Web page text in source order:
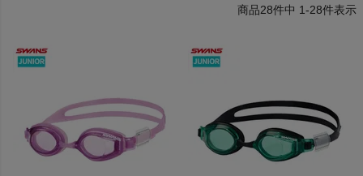
On
THE NORTH FACE
NIKE
28件中 1-28件表示